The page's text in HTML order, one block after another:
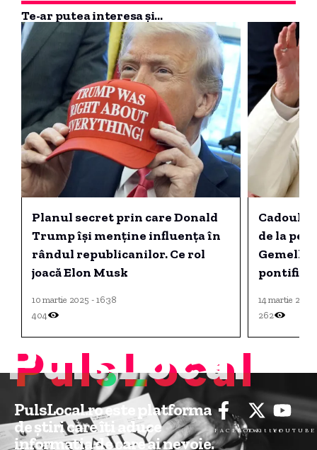
Te-ar putea interesa și...
Planul secret prin care Donald
Trump își menține influența în
rândul republicanilor. Ce rol
joacă Elon Musk
10 martie 2025 - 16:38
404
Cadoul
de la
Gemelli,
14 martie 2025
262
PulsLocal
PulsLocal.ro este platforma
de știri care îți aduce
informația de care ai nevoie.
FACEBOOKTwitterYOUTUBE